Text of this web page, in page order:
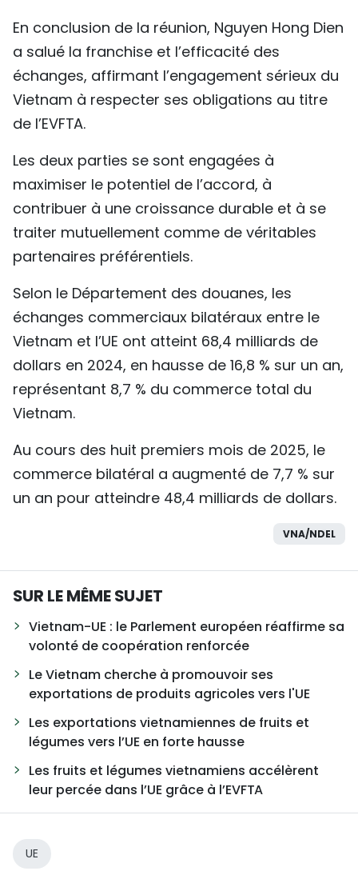
En conclusion de la réunion, Nguyen Hong Dien
a salué la franchise et l’efficacité des
échanges, affirmant l’engagement sérieux du
Vietnam à respecter ses obligations au titre
de l’EVFTA.
Les deux parties se sont engagées à
maximiser le potentiel de l’accord, à
contribuer à une croissance durable et à se
traiter mutuellement comme de véritables
partenaires préférentiels.
Selon le Département des douanes, les
échanges commerciaux bilatéraux entre le
Vietnam et l’UE ont atteint 68,4 milliards de
dollars en 2024, en hausse de 16,8 % sur un an,
représentant 8,7 % du commerce total du
Vietnam.
Au cours des huit premiers mois de 2025, le
commerce bilatéral a augmenté de 7,7 % sur
un an pour atteindre 48,4 milliards de dollars.
VNA/NDEL
SUR LE MÊME SUJET
Vietnam-UE : le Parlement européen réaffirme sa
volonté de coopération renforcée
Le Vietnam cherche à promouvoir ses
exportations de produits agricoles vers l'UE
Les exportations vietnamiennes de fruits et
légumes vers l’UE en forte hausse
Les fruits et légumes vietnamiens accélèrent
leur percée dans l’UE grâce à l’EVFTA
UE